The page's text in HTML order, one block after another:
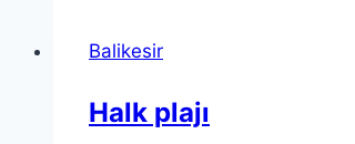
Balikesir
Halk plajı